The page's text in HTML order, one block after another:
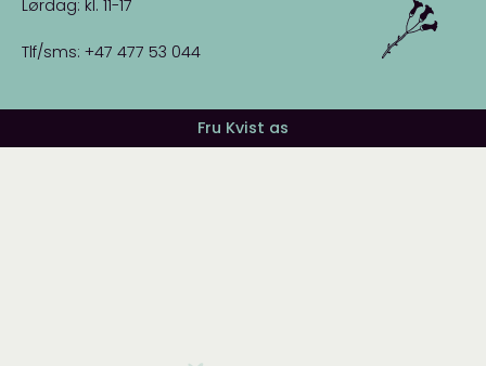
Lørdag: kl. 11-17
Tlf/sms: +47 477 53 044
Fru Kvist as